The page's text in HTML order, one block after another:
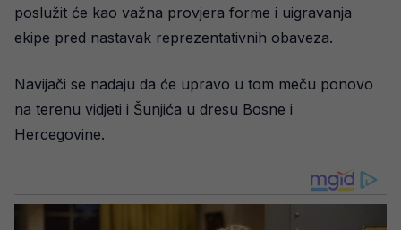
poslužit će kao važna provjera forme i uigravanja
ekipe pred nastavak reprezentativnih obaveza.
Navijači se nadaju da će upravo u tom meču ponovo
na terenu vidjeti i Šunjića u dresu Bosne i
Hercegovine.